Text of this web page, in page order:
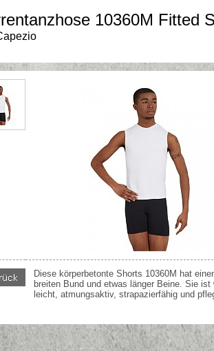
10360M Fitted
Diese körperbetonte Shorts 10360M hat
breiten Bund und etwas länger Beine. Sie ist
leicht, atmungsaktiv, strapazierfähig und